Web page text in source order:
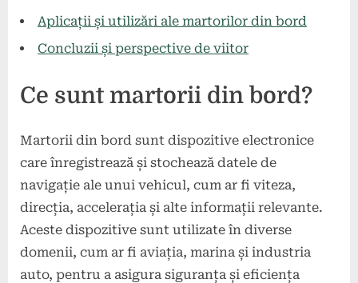
Aplicații și utilizări ale martorilor din bord
Concluzii și perspective de viitor
Ce sunt martorii din bord?
Martorii din bord sunt dispozitive electronice
care înregistrează și stochează datele de
navigație ale unui vehicul, cum ar fi viteza,
direcția, accelerația și alte informații relevante.
Aceste dispozitive sunt utilizate în diverse
domenii, cum ar fi aviația, marina și industria
auto, pentru a asigura siguranța și eficiența